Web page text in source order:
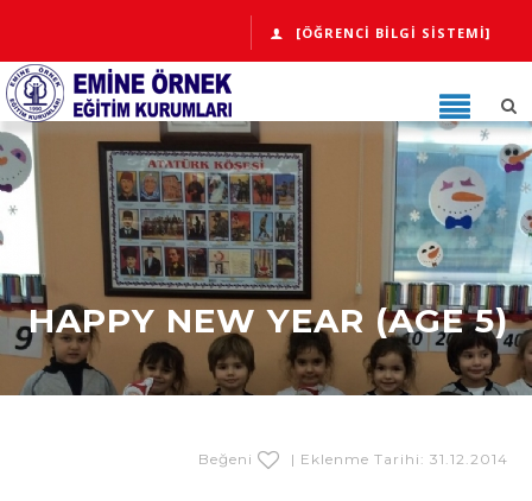
[ÖĞRENCI BILGI SISTEMI]
HAPPY NEW YEAR (AGE 5)
Beğeni | Eklenme Tarihi: 31.12.2014